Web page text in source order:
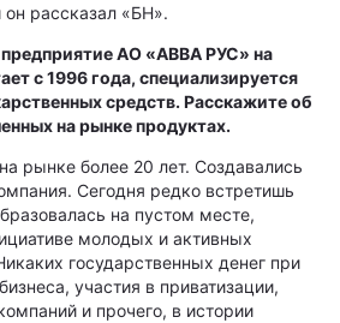
он рассказал «БН».
предприятие АО «АВВА РУС» на
с 1996 года, специализируется
средств. Расскажите об
на рынке продуктах.
рынке более 20 лет. Создавались
Сегодня редко встретишь
на пустом месте,
молодых и активных
государственных денег при
участия в приватизации,
и прочего, в истории